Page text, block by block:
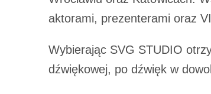
aktorami, prezenterami oraz
Wybierając SVG STUDIO
dźwiękowej, po dźwięk w